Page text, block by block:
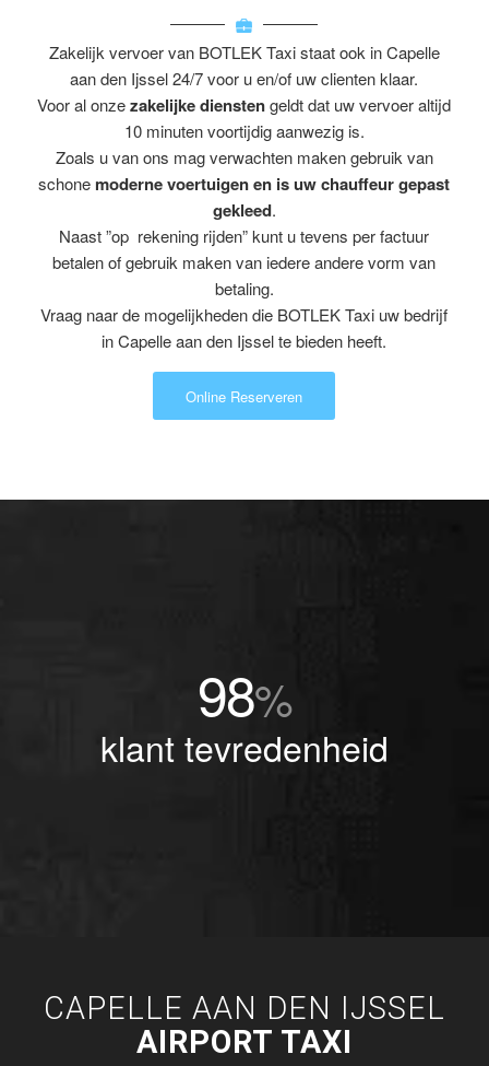
Zakelijk vervoer van BOTLEK Taxi staat ook in Capelle
aan den Ijssel 24/7 voor u en/of uw clienten klaar.
Voor al onzezakelijke dienstengeldt dat uw vervoer altijd
10 minuten voortijdig aanwezig is.
Zoals u van ons mag verwachten maken gebruik van
schone moderne voertuigen en is uw chauffeur gepast
gekleed.
Naast ”op rekening rijden” kunt u tevens per factuur
betalen of gebruik maken van iedere andere vorm van
betaling.
Vraag naar de mogelijkheden die BOTLEK Taxi uw bedrijf
in Capelle aan den Ijssel te bieden heeft.
Online Reserveren
98%
klant tevredenheid
CAPELLE AAN DEN IJSSEL
AIRPORT TAXI